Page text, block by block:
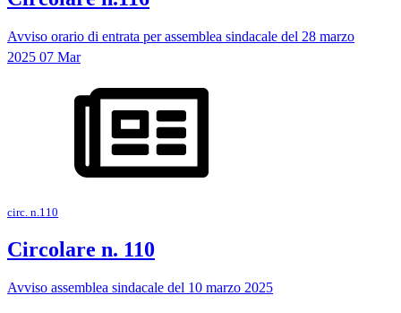
Avviso orario di entrata per assemblea sindacale del 28 marzo
2025 07 Mar
circ. n.110
Circolare n. 110
Avviso assemblea sindacale del 10 marzo 2025